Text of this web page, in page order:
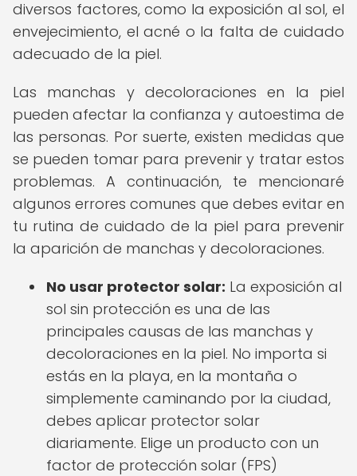
diversos factores, como la exposición al sol, el
envejecimiento, el acné o la falta de cuidado
adecuado de la piel.
Las manchas y decoloraciones en la piel
pueden afectar la confianza y autoestima de
las personas. Por suerte, existen medidas que
se pueden tomar para prevenir y tratar estos
problemas. A continuación, te mencionaré
algunos errores comunes que debes evitar en
tu rutina de cuidado de la piel para prevenir
la aparición de manchas y decoloraciones.
No usar protector solar: La exposición al
sol sin protección es una de las
principales causas de las manchas y
decoloraciones en la piel. No importa si
estás en la playa, en la montaña o
simplemente caminando por la ciudad,
debes aplicar protector solar
diariamente. Elige un producto con un
factor de protección solar (FPS)